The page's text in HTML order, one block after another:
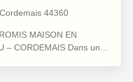
Cordemais 44360
MAISON EN
– CORDEMAIS Dans un